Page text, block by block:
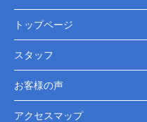
トップページ
スタッフ
お客様の声
アクセスマップ